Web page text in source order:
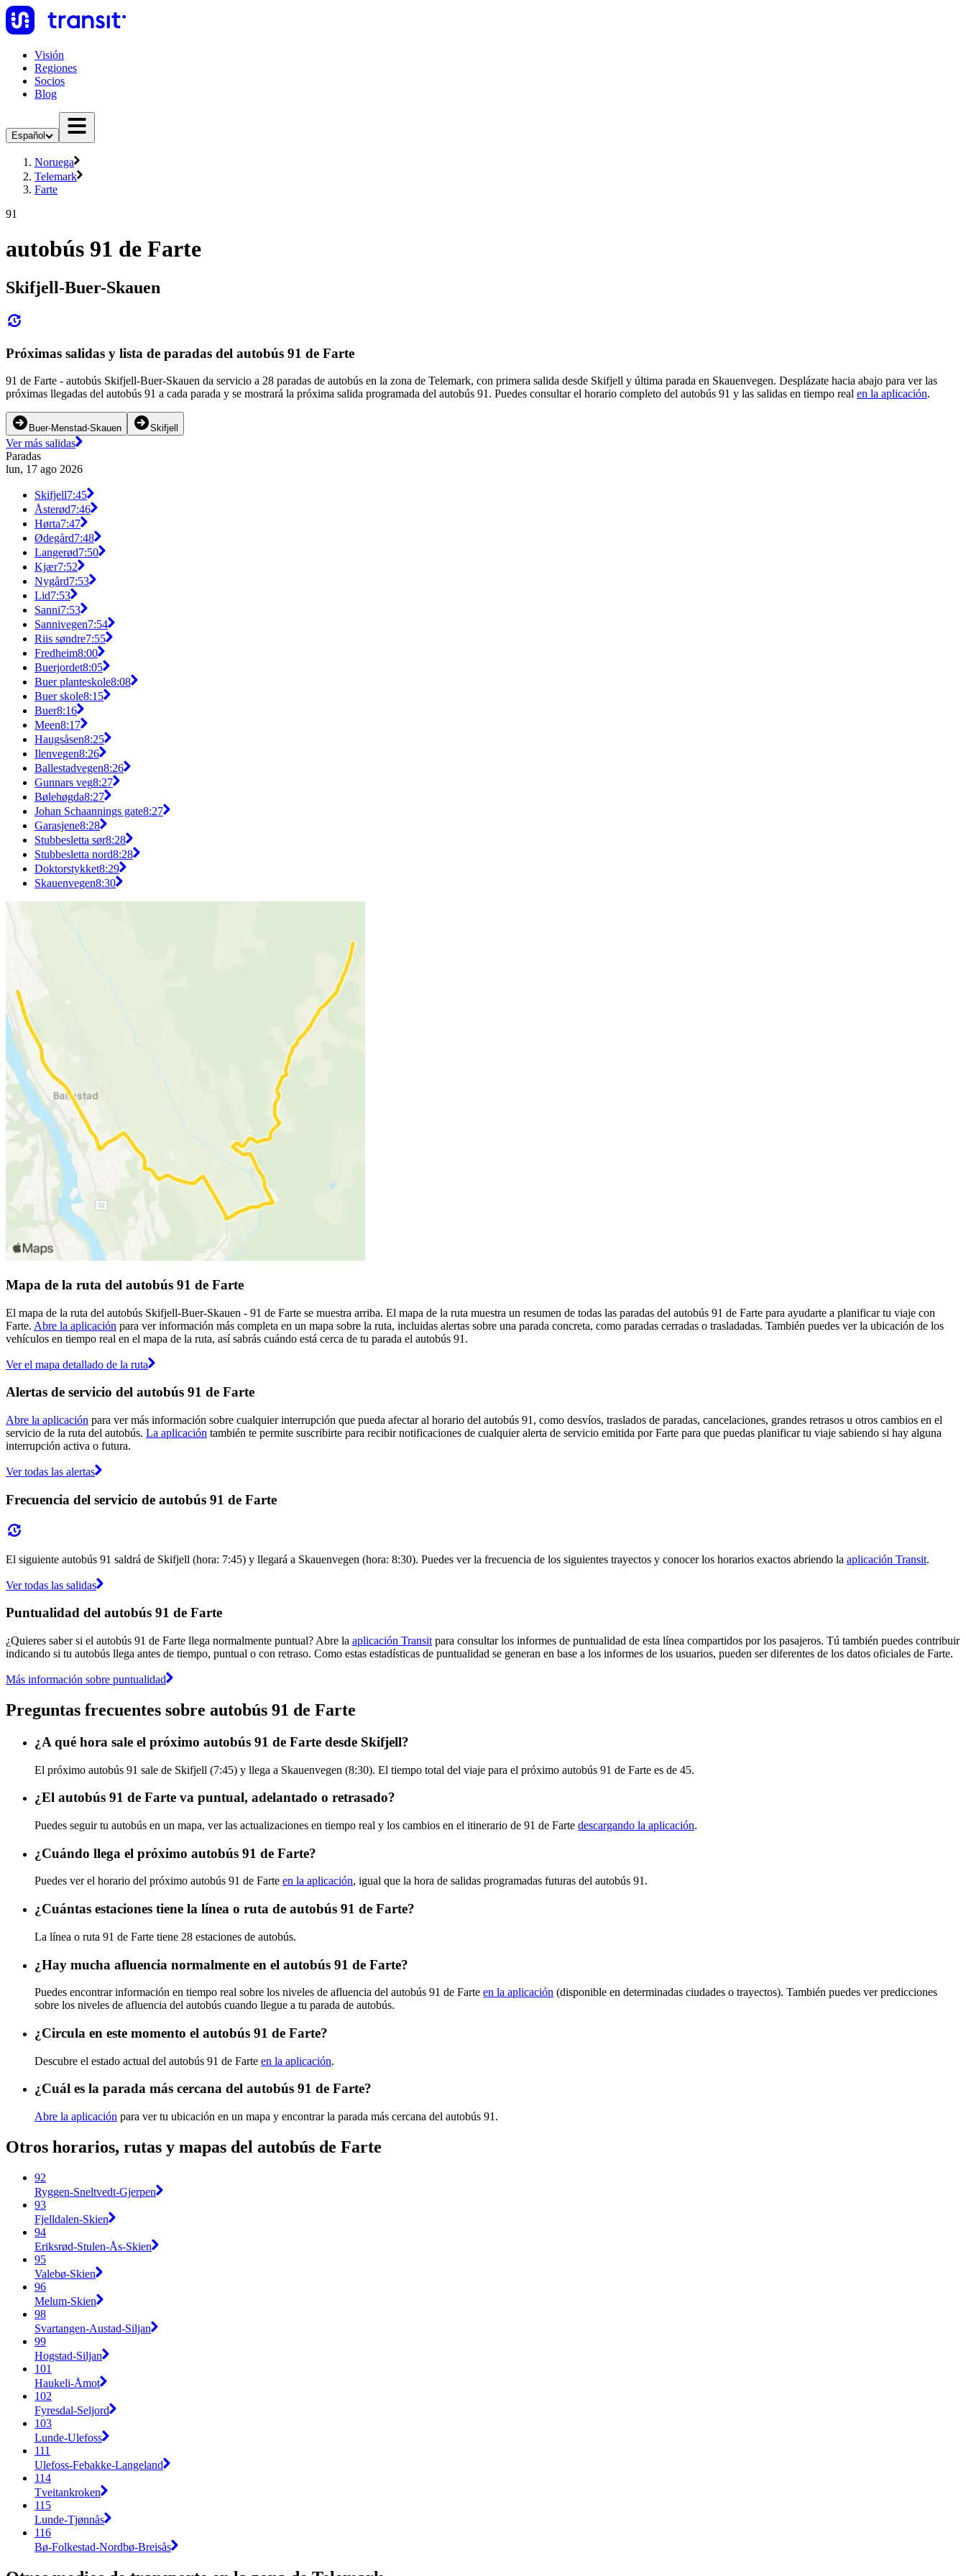
Visión
Regiones
Socios
Blog
Español
Noruega
Telemark
Farte
91
autobús 91 de Farte
Skifjell-Buer-Skauen
Próximas salidas y lista de paradas del autobús 91 de Farte
91 de Farte - autobús Skifjell-Buer-Skauen da servicio a 28 paradas de autobús en la zona de Telemark, con primera salida desde Skifjell y última parada en Skauenvegen. Desplázate hacia abajo para ver las
próximas llegadas del autobús 91 a cada parada y se mostrará la próxima salida programada del autobús 91. Puedes consultar el horario completo del autobús 91 y las salidas en tiempo real en la aplicación.
Buer-Menstad-Skauen Skifjell
Ver más salidas
Paradas
lun, 17 ago 2026
Skifjell7:45
Åsterød7:46
Hørta7:47
Ødegård7:48
Langerød7:50
Kjær7:52
Nygård7:53
Lid7:53
Sanni7:53
Sannivegen7:54
Riis søndre7:55
Fredheim8:00
Buerjordet8:05
Buer planteskole8:08
Buer skole8:15
Buer8:16
Meen8:17
Haugsåsen8:25
Ilenvegen8:26
Ballestadvegen8:26
Gunnars veg8:27
Bølehøgda8:27
Johan Schaannings gate8:27
Garasjene8:28
Stubbesletta sør8:28
Stubbesletta nord8:28
Doktorstykket8:29
Skauenvegen8:30
Mapa de la ruta del autobús 91 de Farte
El mapa de la ruta del autobús Skifjell-Buer-Skauen - 91 de Farte se muestra arriba. El mapa de la ruta muestra un resumen de todas las paradas del autobús 91 de Farte para ayudarte a planificar tu viaje con
Farte. Abre la aplicación para ver información más completa en un mapa sobre la ruta, incluidas alertas sobre una parada concreta, como paradas cerradas o trasladadas. También puedes ver la ubicación de los
vehículos en tiempo real en el mapa de la ruta, así sabrás cuándo está cerca de tu parada el autobús 91.
Ver el mapa detallado de la ruta
Alertas de servicio del autobús 91 de Farte
Abre la aplicación para ver más información sobre cualquier interrupción que pueda afectar al horario del autobús 91, como desvíos, traslados de paradas, cancelaciones, grandes retrasos u otros cambios en el
servicio de la ruta del autobús. La aplicación también te permite suscribirte para recibir notificaciones de cualquier alerta de servicio emitida por Farte para que puedas planificar tu viaje sabiendo si hay alguna
interrupción activa o futura.
Ver todas las alertas
Frecuencia del servicio de autobús 91 de Farte
El siguiente autobús 91 saldrá de Skifjell (hora: 7:45) y llegará a Skauenvegen (hora: 8:30). Puedes ver la frecuencia de los siguientes trayectos y conocer los horarios exactos abriendo la aplicación Transit.
Ver todas las salidas
Puntualidad del autobús 91 de Farte
¿Quieres saber si el autobús 91 de Farte llega normalmente puntual? Abre la aplicación Transit para consultar los informes de puntualidad de esta línea compartidos por los pasajeros. Tú también puedes contribuir
indicando si tu autobús llega antes de tiempo, puntual o con retraso. Como estas estadísticas de puntualidad se generan en base a los informes de los usuarios, pueden ser diferentes de los datos oficiales de Farte.
Más información sobre puntualidad
Preguntas frecuentes sobre autobús 91 de Farte
¿A qué hora sale el próximo autobús 91 de Farte desde Skifjell?
El próximo autobús 91 sale de Skifjell (7:45) y llega a Skauenvegen (8:30). El tiempo total del viaje para el próximo autobús 91 de Farte es de 45.
¿El autobús 91 de Farte va puntual, adelantado o retrasado?
Puedes seguir tu autobús en un mapa, ver las actualizaciones en tiempo real y los cambios en el itinerario de 91 de Farte descargando la aplicación.
¿Cuándo llega el próximo autobús 91 de Farte?
Puedes ver el horario del próximo autobús 91 de Farte en la aplicación, igual que la hora de salidas programadas futuras del autobús 91.
¿Cuántas estaciones tiene la línea o ruta de autobús 91 de Farte?
La línea o ruta 91 de Farte tiene 28 estaciones de autobús.
¿Hay mucha afluencia normalmente en el autobús 91 de Farte?
Puedes encontrar información en tiempo real sobre los niveles de afluencia del autobús 91 de Farte en la aplicación (disponible en determinadas ciudades o trayectos). También puedes ver predicciones
sobre los niveles de afluencia del autobús cuando llegue a tu parada de autobús.
¿Circula en este momento el autobús 91 de Farte?
Descubre el estado actual del autobús 91 de Farte en la aplicación.
¿Cuál es la parada más cercana del autobús 91 de Farte?
Abre la aplicación para ver tu ubicación en un mapa y encontrar la parada más cercana del autobús 91.
Otros horarios, rutas y mapas del autobús de Farte
92
Ryggen-Sneltvedt-Gjerpen
93
Fjelldalen-Skien
94
Eriksrød-Stulen-Ås-Skien
95
Valebø-Skien
96
Melum-Skien
98
Svartangen-Austad-Siljan
99
Hogstad-Siljan
101
Haukeli-Åmot
102
Fyresdal-Seljord
103
Lunde-Ulefoss
111
Ulefoss-Febakke-Langeland
114
Tveitankroken
115
Lunde-Tjønnås
116
Bø-Folkestad-Nordbø-Breisås